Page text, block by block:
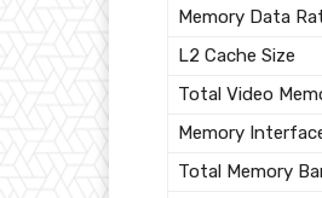
Memory Data
L2 Cache Size
Total Video
Memory
Total Memory